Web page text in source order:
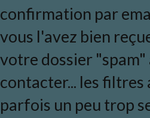
confirmation par
vous l'avez bien
votre dossier "spam"
contacter... les filtres
parfois un peu trop